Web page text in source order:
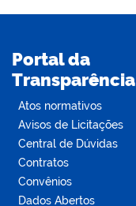
Portal da
Transparência
Atos normativos
Avisos de Licitações
Central de Dúvidas
Contratos
Convênios
Dados Abertos